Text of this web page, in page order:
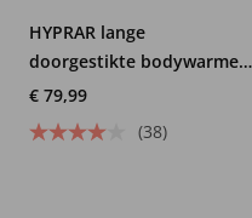
HYPRAR lange
doorgestikte bodywarmer,
waterafstotend,
tweerichtingsrits
€ 79,99
(38)